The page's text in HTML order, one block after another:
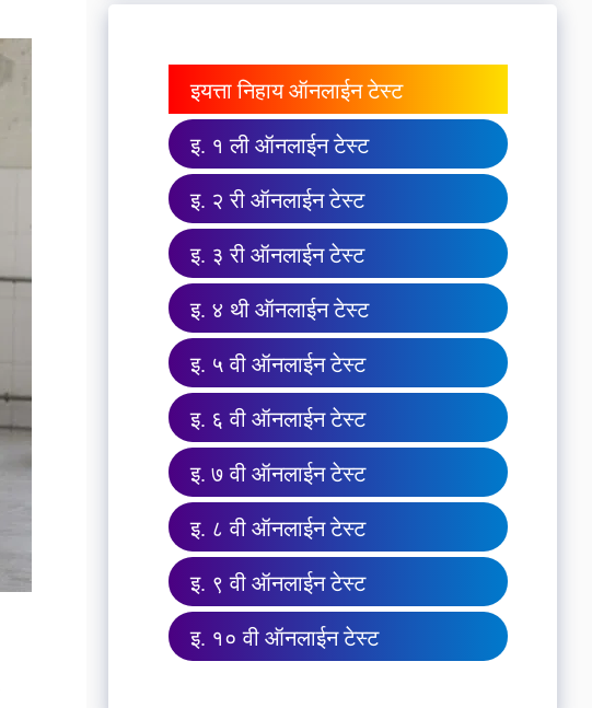
इयत्ता निहाय ऑनलाईन टेस्ट
इ. १ ली ऑनलाईन टेस्ट
इ. २ री ऑनलाईन टेस्ट
इ. ३ री ऑनलाईन टेस्ट
इ. ४ थी ऑनलाईन टेस्ट
इ. ५ वी ऑनलाईन टेस्ट
इ. ६ वी ऑनलाईन टेस्ट
इ. ७ वी ऑनलाईन टेस्ट
इ. ८ वी ऑनलाईन टेस्ट
इ. ९ वी ऑनलाईन टेस्ट
इ. १० वी ऑनलाईन टेस्ट